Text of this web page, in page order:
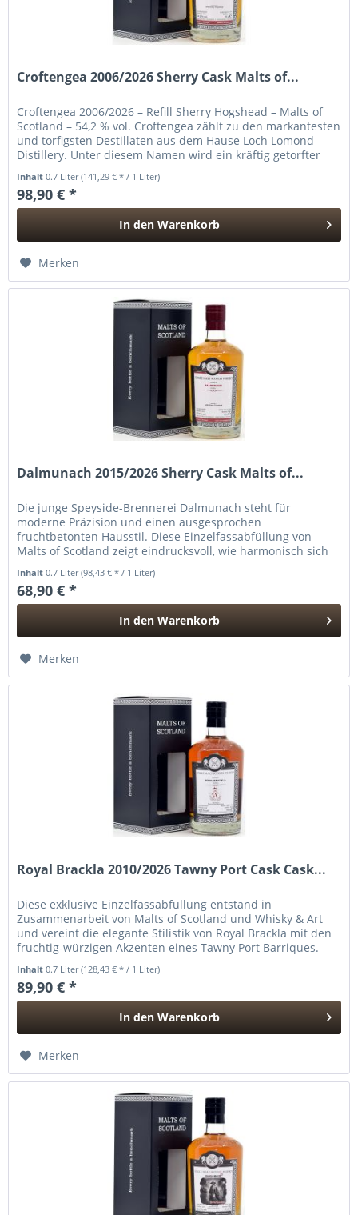
Croftengea 2006/2026 Sherry Cask Malts of...
Croftengea 2006/2026 – Refill Sherry Hogshead – Malts of
Scotland – 54,2 % vol. Croftengea zählt zu den markantesten
und torfigsten Destillaten aus dem Hause Loch Lomond
Distillery. Unter diesem Namen wird ein kräftig getorfter
Inhalt0.7 Liter(141,29 € * / 1 Liter)
98,90 € *
In den Warenkorb
Merken
Dalmunach 2015/2026 Sherry Cask Malts of...
Die junge Speyside-Brennerei Dalmunach steht für
moderne Präzision und einen ausgesprochen
fruchtbetonten Hausstil. Diese Einzelfassabfüllung von
Malts of Scotland zeigt eindrucksvoll, wie harmonisch sich
Inhalt0.7 Liter(98,43 € * / 1 Liter)
68,90 € *
In den Warenkorb
Merken
Royal Brackla 2010/2026 Tawny Port Cask Cask...
Diese exklusive Einzelfassabfüllung entstand in
Zusammenarbeit von Malts of Scotland und Whisky & Art
und vereint die elegante Stilistik von Royal Brackla mit den
fruchtig-würzigen Akzenten eines Tawny Port Barriques.
Inhalt0.7 Liter(128,43 € * / 1 Liter)
89,90 € *
In den Warenkorb
Merken